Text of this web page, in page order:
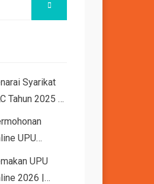
SEARCH
Syarikat
Tahun 2025 /
UPU
2027
UPU
2026 |